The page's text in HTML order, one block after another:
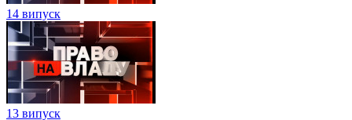
14 випуск
13 випуск